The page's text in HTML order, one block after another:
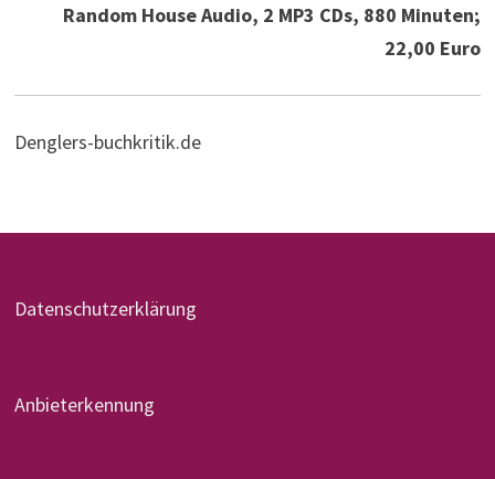
Random House Audio, 2 MP3 CDs, 880 Minuten;
22,00 Euro
Denglers-buchkritik.de
Datenschutzerklärung
Anbieterkennung